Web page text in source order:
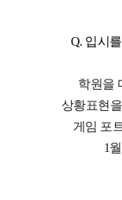
Q. 입시
학원을
상황표현
게임 포
1